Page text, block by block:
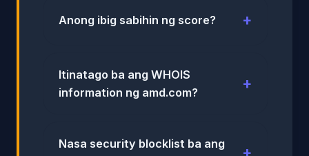
Anong ibig sabihin ng score?
Itinatago ba ang WHOIS
information ng amd.com?
Nasa security blocklist ba ang